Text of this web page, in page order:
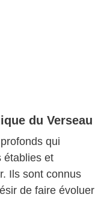
du Verseau
qui
établies et
Ils sont connus
de faire évoluer